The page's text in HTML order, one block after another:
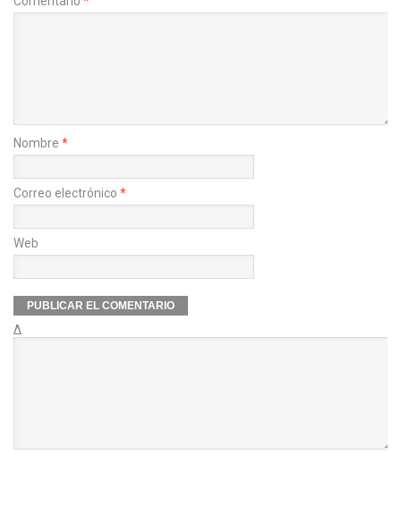
Nombre *
Correo electrónico *
Web
Δ